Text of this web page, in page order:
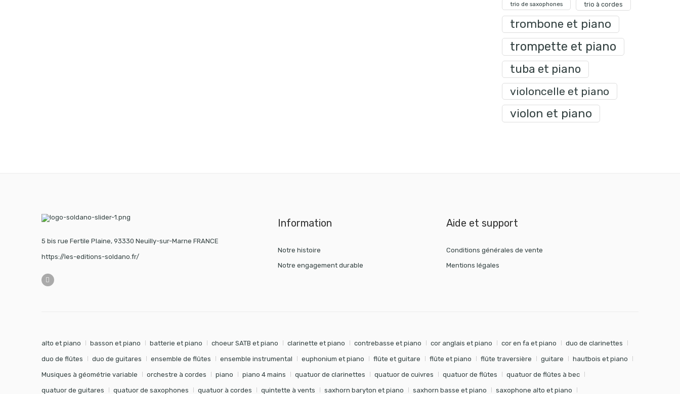
trio de saxophones trio à cordes
trombone et piano
trompette et piano
tuba et piano
violoncelle et piano
violon et piano
5 bis rue Fertile Plaine, 93330 Neuilly-sur-Marne FRANCE
https://les-editions-soldano.fr/
Information
Notre histoire
Notre engagement durable
Aide et support
Conditions générales de vente
Mentions légales
alto et piano basson et piano batterie et piano choeur SATB et piano clarinette et piano contrebasse et piano cor anglais et piano cor en fa et piano duo de clarinettes
duo de flûtes duo de guitares ensemble de flûtes ensemble instrumental euphonium et piano flûte et guitare flûte et piano flûte traversière guitare hautbois et piano
Musiques à géométrie variable orchestre à cordes piano piano 4 mains quatuor de clarinettes quatuor de cuivres quatuor de flûtes quatuor de flûtes à bec
quatuor de guitares quatuor de saxophones quatuor à cordes quintette à vents saxhorn baryton et piano saxhorn basse et piano saxophone alto et piano